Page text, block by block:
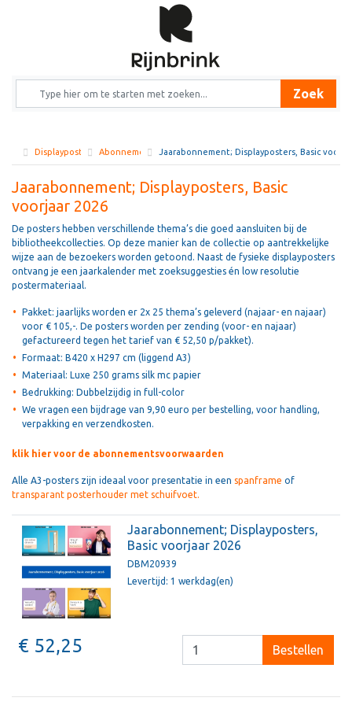
Zoek
Displayposters Abonnement Jaarabonnement; Displayposters, Basic
Jaarabonnement; Displayposters, Basic
voorjaar 2026
De posters hebben verschillende thema’s die goed aansluiten bij de
bibliotheekcollecties. Op deze manier kan de collectie op aantrekkelijke
wijze aan de bezoekers worden getoond. Naast de fysieke displayposters
ontvang je een jaarkalender met zoeksuggesties én low resolutie
postermateriaal.
Pakket: jaarlijks worden er 2x 25 thema’s geleverd (najaar- en najaar)
voor € 105,-. De posters worden per zending (voor- en najaar)
gefactureerd tegen het tarief van € 52,50 p/pakket).
Formaat: B420 x H297 cm (liggend A3)
Materiaal: Luxe 250 grams silk mc papier
Bedrukking: Dubbelzijdig in full-color
We vragen een bijdrage van 9,90 euro per bestelling, voor handling,
verpakking en verzendkosten.
klik hier voor de abonnementsvoorwaarden
Alle A3-posters zijn ideaal voor presentatie in een spanframe of
transparant posterhouder met schuifvoet.
Jaarabonnement; Displayposters,
Basic voorjaar 2026
DBM20939
Levertijd: 1 werkdag(en)
€ 52,25 Bestellen